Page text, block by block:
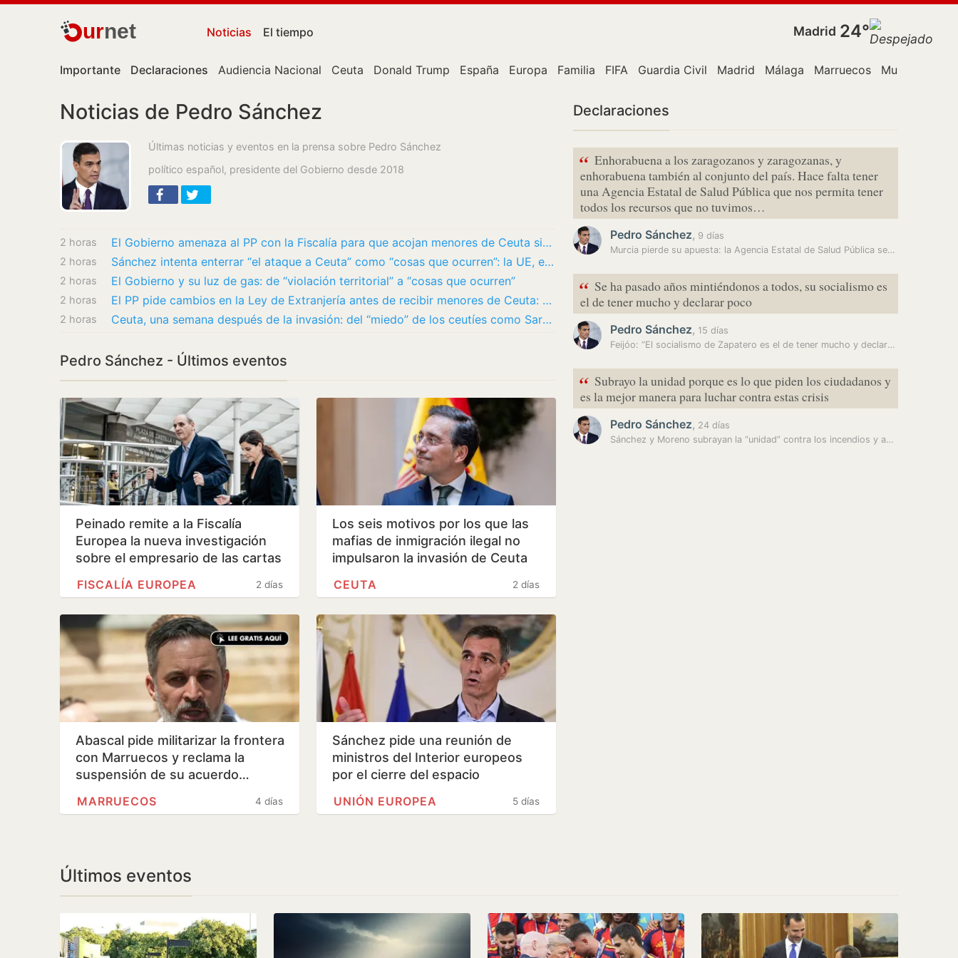
urnet Noticias El tiempo Madrid 24°
Importante Declaraciones Audiencia Nacional Ceuta Donald Trump España Europa Familia FIFA Guardia Civil Madrid Málaga Marruecos Murcia
Noticias de Pedro Sánchez
Últimas noticias y eventos en la prensa sobre Pedro Sánchez
político español, presidente del Gobierno desde 2018
2 horas El Gobierno amenaza al PP con la Fiscalía para que acojan menores de Ceuta sin llamar a…
2 horas Sánchez intenta enterrar “el ataque a Ceuta” como “cosas que ocurren”: la UE, el Senado y…
2 horas El Gobierno y su luz de gas: de “violación territorial” a “cosas que ocurren”
2 horas El PP pide cambios en la Ley de Extranjería antes de recibir menores de Ceuta: quiere que…
2 horas Ceuta, una semana después de la invasión: del “miedo” de los ceutíes como Sara a la…
Pedro Sánchez - Últimos eventos
Peinado remite a la Fiscalía
Europea la nueva investigación
sobre el empresario de las cartas
2 días
FISCALÍA EUROPEA
Los seis motivos por los que las
mafias de inmigración ilegal no
impulsaron la invasión de Ceuta
2 días
CEUTA
Abascal pide militarizar la frontera
con Marruecos y reclama la
suspensión de su acuerdo…
4 días
MARRUECOS
Sánchez pide una reunión de
ministros del Interior europeos
por el cierre del espacio
Schengen por…
5 días
UNIÓN EUROPEA
Declaraciones
“ Enhorabuena a los zaragozanos y zaragozanas, y
enhorabuena también al conjunto del país. Hace falta tener
una Agencia Estatal de Salud Pública que nos permita tener
todos los recursos que no tuvimos…
Pedro Sánchez, 9 días
Murcia pierde su apuesta: la Agencia Estatal de Salud Pública se…
“ Se ha pasado años mintiéndonos a todos, su socialismo es
el de tener mucho y declarar poco
Pedro Sánchez, 15 días
Feijóo: “El socialismo de Zapatero es el de tener mucho y declarar…
“ Subrayo la unidad porque es lo que piden los ciudadanos y
es la mejor manera para luchar contra estas crisis
Pedro Sánchez, 24 días
Sánchez y Moreno subrayan la “unidad” contra los incendios y advierten…
Últimos eventos